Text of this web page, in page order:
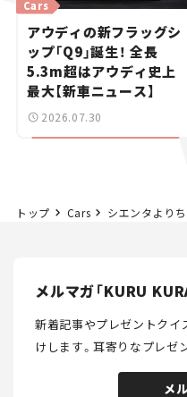
アウディの新フラッグシ
ップ「Q9」誕生！ 全長
5.3m超はアウディ史上
最大【新車ニュース】
Cars
2026.07.30
トップ Cars シエンタよりちょっと大きい！ ダイハツ「セニア」はインドネシアで人気のスタイリッシュな3列7人乗り
メルマガ「KURU
新着記事やプレゼントクイ
けします。耳寄りなプレゼ
メ